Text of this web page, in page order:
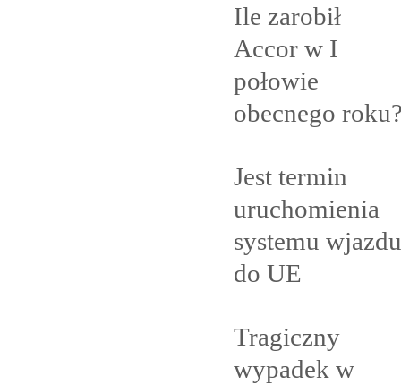
Ile zarobił
Accor w I
połowie
obecnego
Jest termin
uruchomienia
systemu wjazdu
do UE
Tragiczny
wypadek w